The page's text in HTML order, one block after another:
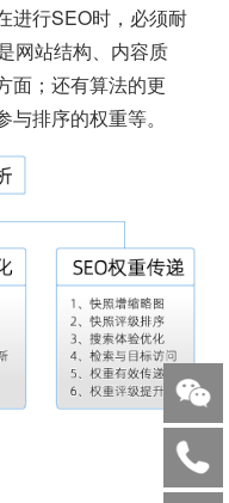
进行SEO时，必须耐
网站结构、内容质
面；还有算法的更
排序的权重等。